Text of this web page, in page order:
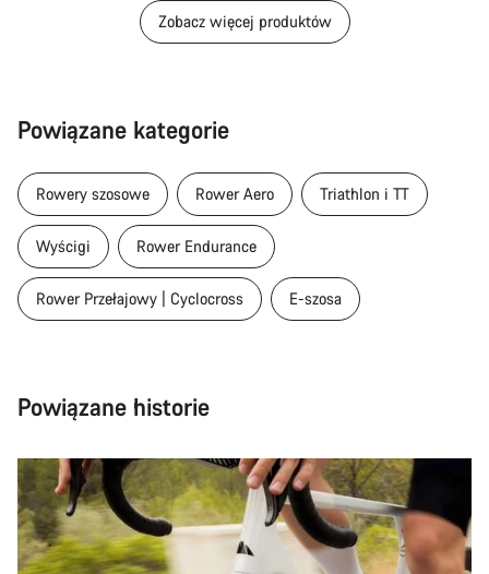
Zobacz więcej produktów
Powiązane kategorie
Rowery szosowe Rower Aero Triathlon i TT
Wyścigi Rower Endurance
Rower Przełajowy | Cyclocross E-szosa
Powiązane historie